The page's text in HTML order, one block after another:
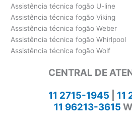
Assistência técnica fogão U-line
Assistência técnica fogão Viking
Assistência técnica fogão Weber
Assistência técnica fogão Whirlpool
Assistência técnica fogão Wolf
CENTRAL DE
11 2715-1945
11
11 96213-3615